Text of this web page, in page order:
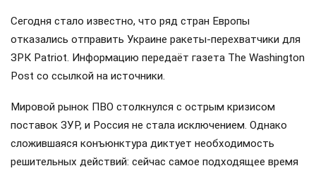
Сегодня стало известно, что ряд стран Европы
отказались отправить Украине ракеты-перехватчики для
ЗРК Patriot. Информацию передаёт газета The Washington
Post со ссылкой на источники.
Мировой рынок ПВО столкнулся с острым кризисом
поставок ЗУР, и Россия не стала исключением. Однако
сложившаяся конъюнктура диктует необходимость
решительных действий: сейчас самое подходящее время